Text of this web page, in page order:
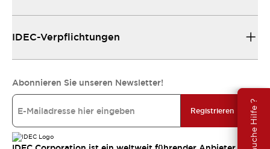
Brauche Hilfe ?
IDEC-Verpflichtungen
Abonnieren Sie unseren Newsletter!
Registrieren